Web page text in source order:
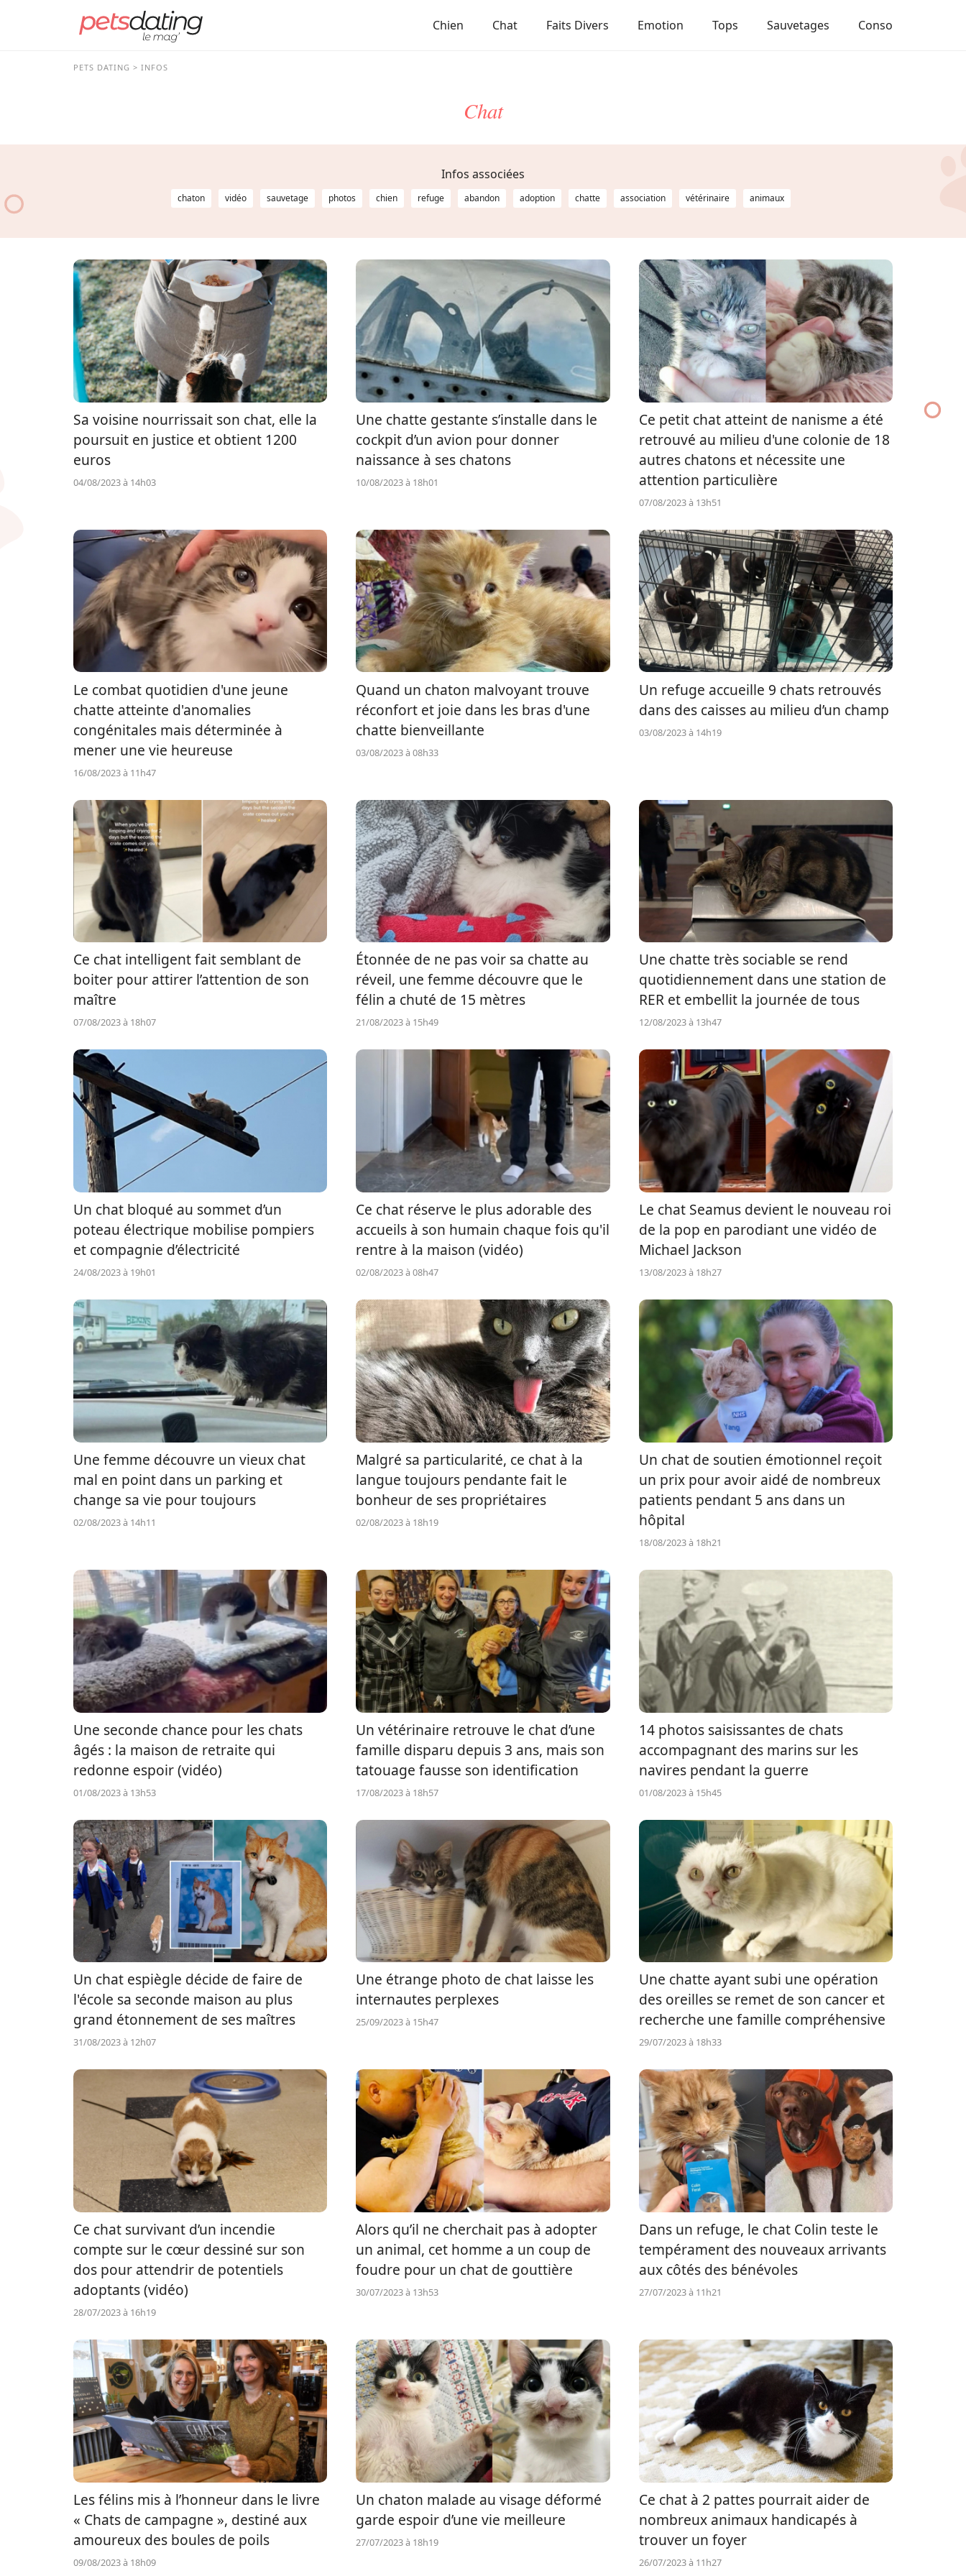
Chien Chat Faits Divers Emotion Tops Sauvetages Conso
PETS DATING INFOS
Chat
Infos associées
chaton vidéo sauvetage photos chien refuge abandon adoption chatte association vétérinaire animaux
Sa voisine nourrissait son chat, elle la
poursuit en justice et obtient 1200
euros
04/08/2023 à 14h03
Une chatte gestante s’installe dans le
cockpit d’un avion pour donner
naissance à ses chatons
10/08/2023 à 18h01
Ce petit chat atteint de nanisme a été
retrouvé au milieu d'une colonie de 18
autres chatons et nécessite une
attention particulière
07/08/2023 à 13h51
Le combat quotidien d'une jeune
chatte atteinte d'anomalies
congénitales mais déterminée à
mener une vie heureuse
16/08/2023 à 11h47
Quand un chaton malvoyant trouve
réconfort et joie dans les bras d'une
chatte bienveillante
03/08/2023 à 08h33
Un refuge accueille 9 chats retrouvés
dans des caisses au milieu d’un champ
03/08/2023 à 14h19
Ce chat intelligent fait semblant de
boiter pour attirer l’attention de son
maître
07/08/2023 à 18h07
Étonnée de ne pas voir sa chatte au
réveil, une femme découvre que le
félin a chuté de 15 mètres
21/08/2023 à 15h49
Une chatte très sociable se rend
quotidiennement dans une station de
RER et embellit la journée de tous
12/08/2023 à 13h47
Un chat bloqué au sommet d’un
poteau électrique mobilise pompiers
et compagnie d’électricité
24/08/2023 à 19h01
Ce chat réserve le plus adorable des
accueils à son humain chaque fois qu'il
rentre à la maison (vidéo)
02/08/2023 à 08h47
Le chat Seamus devient le nouveau roi
de la pop en parodiant une vidéo de
Michael Jackson
13/08/2023 à 18h27
Une femme découvre un vieux chat
mal en point dans un parking et
change sa vie pour toujours
02/08/2023 à 14h11
Malgré sa particularité, ce chat à la
langue toujours pendante fait le
bonheur de ses propriétaires
02/08/2023 à 18h19
Un chat de soutien émotionnel reçoit
un prix pour avoir aidé de nombreux
patients pendant 5 ans dans un
hôpital
18/08/2023 à 18h21
Une seconde chance pour les chats
âgés : la maison de retraite qui
redonne espoir (vidéo)
01/08/2023 à 13h53
Un vétérinaire retrouve le chat d’une
famille disparu depuis 3 ans, mais son
tatouage fausse son identification
17/08/2023 à 18h57
14 photos saisissantes de chats
accompagnant des marins sur les
navires pendant la guerre
01/08/2023 à 15h45
Un chat espiègle décide de faire de
l'école sa seconde maison au plus
grand étonnement de ses maîtres
31/08/2023 à 12h07
Une étrange photo de chat laisse les
internautes perplexes
25/09/2023 à 15h47
Une chatte ayant subi une opération
des oreilles se remet de son cancer et
recherche une famille compréhensive
29/07/2023 à 18h33
Ce chat survivant d’un incendie
compte sur le cœur dessiné sur son
dos pour attendrir de potentiels
adoptants (vidéo)
28/07/2023 à 16h19
Alors qu’il ne cherchait pas à adopter
un animal, cet homme a un coup de
foudre pour un chat de gouttière
30/07/2023 à 13h53
Dans un refuge, le chat Colin teste le
tempérament des nouveaux arrivants
aux côtés des bénévoles
27/07/2023 à 11h21
Les félins mis à l’honneur dans le livre
« Chats de campagne », destiné aux
amoureux des boules de poils
09/08/2023 à 18h09
Un chaton malade au visage déformé
garde espoir d’une vie meilleure
27/07/2023 à 18h19
Ce chat à 2 pattes pourrait aider de
nombreux animaux handicapés à
trouver un foyer
26/07/2023 à 11h27